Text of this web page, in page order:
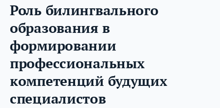
Роль билингвального
образования в
формировании
профессиональных
компетенций будущих
специалистов